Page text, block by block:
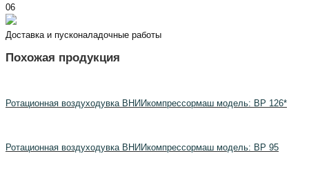
06
Доставка и пусконаладочные работы
Похожая продукция
Ротационная воздуходувка ВНИИкомпрессормаш модель: ВР 126*
Ротационная воздуходувка ВНИИкомпрессормаш модель: ВР 95